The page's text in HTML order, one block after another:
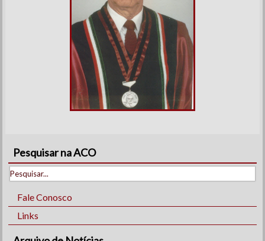
Pesquisar na ACO
Fale Conosco
Links